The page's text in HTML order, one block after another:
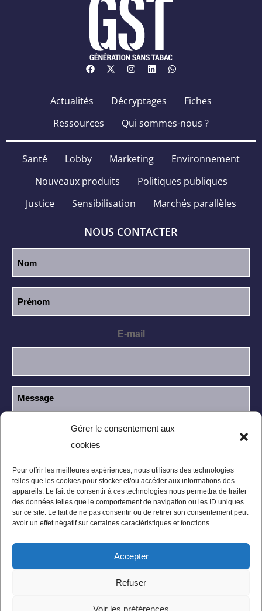
Gérer le consentement aux
cookies
Pour offrir les meilleures expériences, nous utilisons des technologies
telles que les cookies pour stocker et/ou accéder aux informations des
appareils. Le fait de consentir à ces technologies nous permettra de traiter
des données telles que le comportement de navigation ou les ID uniques
sur ce site. Le fait de ne pas consentir ou de retirer son consentement peut
avoir un effet négatif sur certaines caractéristiques et fonctions.
Accepter
Refuser
Voir les préférences
Actualités Décryptages
Fiches
Ressources
Qui sommes-nous ?
Santé Lobby Marketing
Environnement
Nouveaux produits
Politiques publiques
Justice
Sensibilisation Marchés parallèles
NOUS CONTACTER
E-mail
J’ai lu et j’accepte la
confidentialité.
Politique de confidentialité
Conditions Générales Plan du site